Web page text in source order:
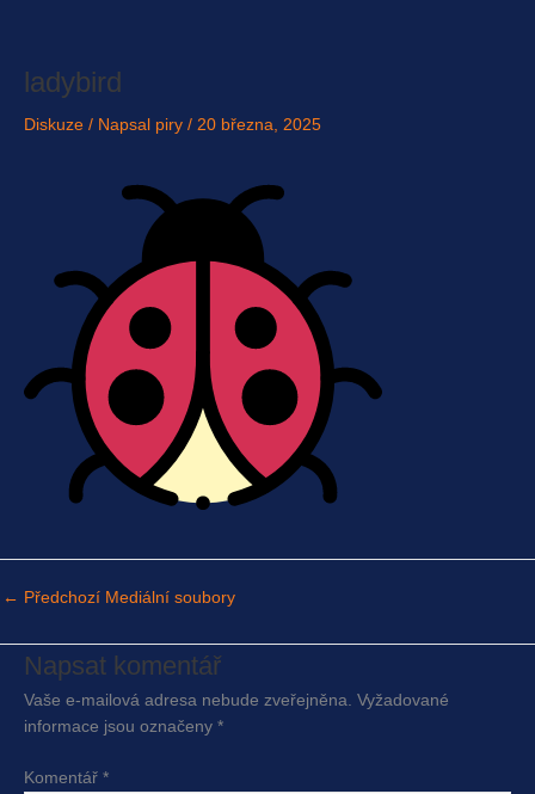
ladybird
Diskuze / Napsal piry / 20 března, 2025
← Předchozí Mediální soubory
Napsat komentář
Vaše e-mailová adresa nebude zveřejněna. Vyžadované
informace jsou označeny *
Komentář *